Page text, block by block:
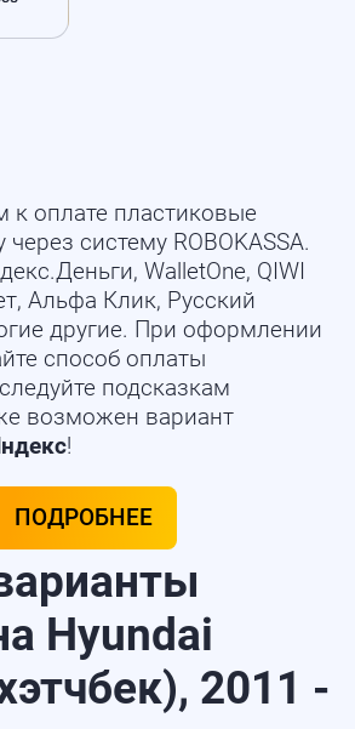
оплате пластиковые
систему ROBOKASSA.
WalletOne, QIWI
Альфа Клик, Русский
другие. При оформлении
способ оплаты
подсказкам
возможен вариант
!
ПОДРОБНЕЕ
Hyundai
2011 -